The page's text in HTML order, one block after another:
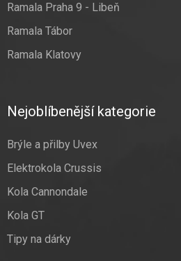
Ramala Praha 9 - Libeň
Ramala Tábor
Ramala Klatovy
Nejoblíbenější kategorie
Brýle a přilby Uvex
Elektrokola Crussis
Kola Cannondale
Kola GT
Tipy na dárky